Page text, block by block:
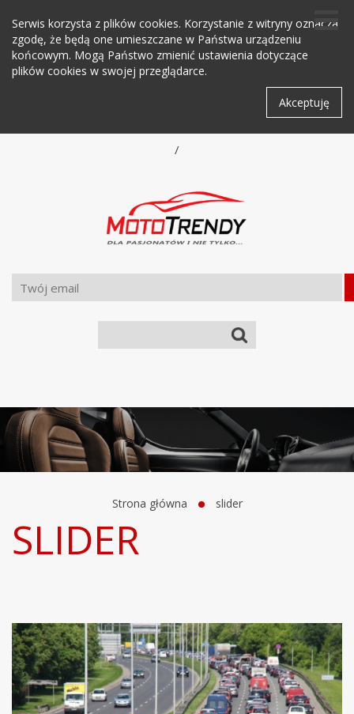
Serwis korzysta z plików cookies. Korzystanie z witryny oznacza
zgodę, że będą one umieszczane w Państwa urządzeniu
końcowym. Mogą Państwo zmienić ustawienia dotyczące
plików cookies w swojej przeglądarce.
Akceptuję
/
Strona główna slider
SLIDER